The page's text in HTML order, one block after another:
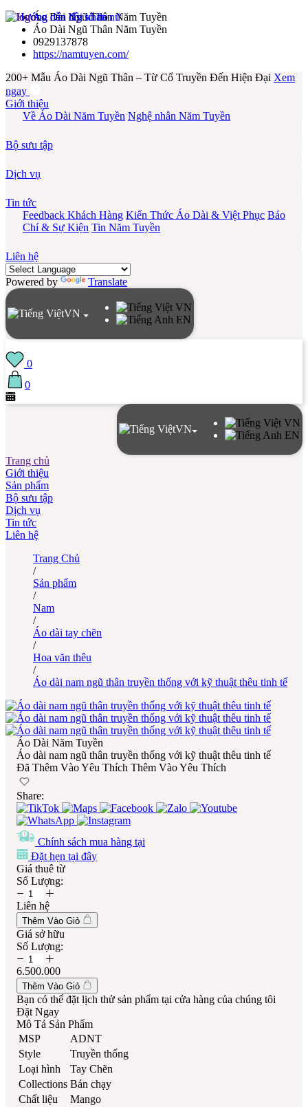
Áo Dài Ngũ Thân Năm Tuyền
Áo Dài Ngũ Thân Năm Tuyền
0929137878
https://namtuyen.com/
200+ Mẫu Áo Dài Ngũ Thân – Từ Cổ Truyền Đến Hiện Đại Xem
ngay
Giới thiệu
Về Áo Dài Năm Tuyền Nghệ nhân Năm Tuyền
Bộ sưu tập
Dịch vụ
Tin tức
Feedback Khách Hàng Kiến Thức Áo Dài & Việt Phục Báo
Chí & Sự Kiện Tin Năm Tuyền
Liên hệ
Powered by Translate
VN
VN
EN
0
0
VN
VN
EN
Trang chủ
Giới thiệu
Sản phẩm
Bộ sưu tập
Dịch vụ
Tin tức
Liên hệ
Trang Chủ
/
Sản phẩm
/
Nam
/
Áo dài tay chẽn
/
Hoa văn thêu
/
Áo dài nam ngũ thân truyền thống với kỹ thuật thêu tinh tế
Áo Dài Năm Tuyền
Áo dài nam ngũ thân truyền thống với kỹ thuật thêu tinh tế
Đã Thêm Vào Yêu Thích Thêm Vào Yêu Thích
Share:
Chính sách mua hàng tại
Đặt hẹn tại đây
Giá thuê từ
Số Lượng:
Liên hệ
Thêm Vào Giỏ
Giá sở hữu
Số Lượng:
6.500.000
Thêm Vào Giỏ
Bạn có thể đặt lịch thử sản phẩm tại cửa hàng của chúng tôi
Đặt Ngay
Mô Tả Sản Phẩm
MSP
ADNT
Style
Truyền thống
Loại hình
Tay Chẽn
Collections Bán chạy
Chất liệu
Mango